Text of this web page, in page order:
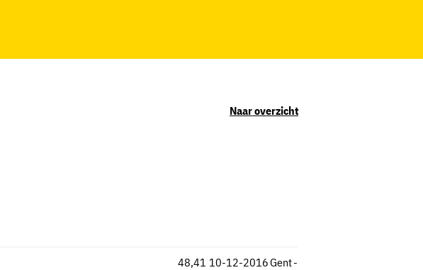
Naar overzicht
Gent
48,41 -
10-12-2016